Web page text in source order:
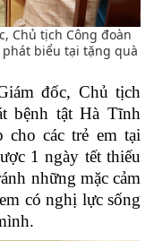
Chủ tịch Công đoàn
biểu tại tặng quà
đốc, Chủ tịch
bệnh tật Hà Tĩnh
các trẻ em tại
1 ngày tết thiếu
những mặc cảm
có nghị lực sống